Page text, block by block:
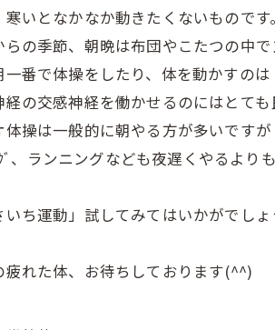
寒いとなかなか動きたくないものです。
らの季節、朝晩は布団やこたつの中
一番で体操をしたり、体を動かすのは
経の交感神経を働かせるのにはとても
体操は一般的に朝やる方が多いですが
ﾞ、ランニングなども夜遅くやるよ
いち運動」試してみてはいかがでしょ
疲れた体、お待ちしております(^^)